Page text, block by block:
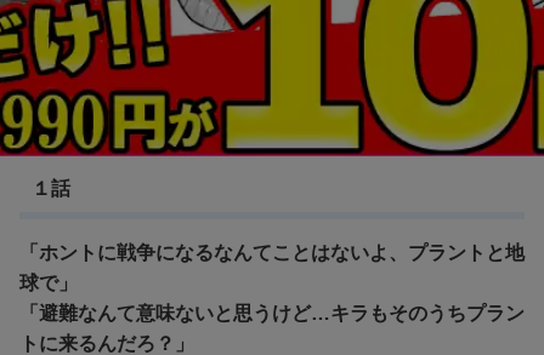
機動戦士ガンダムSEED
１話
「ホントに戦争になるなんてことはないよ、プラントと地
球で」
「避難なんて意味ないと思うけど…キラもそのうちプラン
トに来るんだろ？」